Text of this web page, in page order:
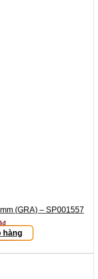
(GRA) – SP001557
₫
hàng